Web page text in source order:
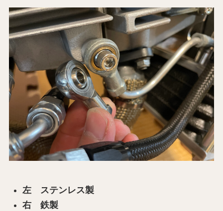
左 ステンレス製
右 鉄製